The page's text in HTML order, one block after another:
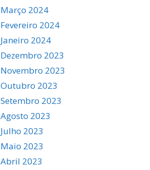
Março 2024
Fevereiro 2024
Janeiro 2024
Dezembro 2023
Novembro 2023
Outubro 2023
Setembro 2023
Agosto 2023
Julho 2023
Maio 2023
Abril 2023